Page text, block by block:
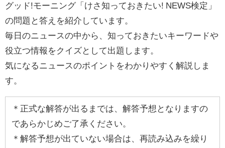
グッド!モーニング「けさ知っておきたい! NEWS検定」
の問題と答えを紹介しています。
毎日のニュースの中から、知っておきたいキーワードや
役立つ情報をクイズとして出題します。
気になるニュースのポイントをわかりやすく解説しま
す。
＊正式な解答が出るまでは、解答予想となりますの
であらかじめご了承ください。
＊解答予想が出ていない場合は、再読み込みを繰り